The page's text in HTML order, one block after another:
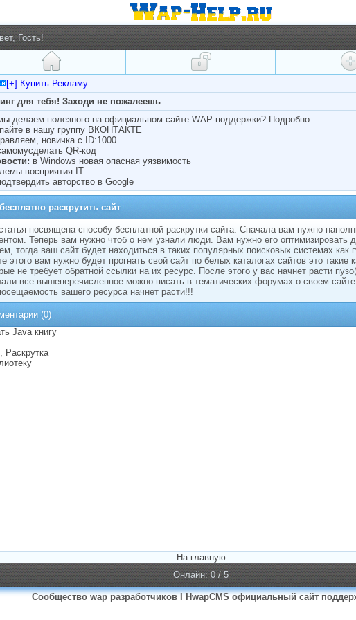
Гость!
[+] Купить Рекламу
для тебя! Заходи не пожалеешь
делаем полезного на официальном сайте WAP-поддержки? Подробно ...
в нашу группу ВКОНТАКТЕ
новичка с ID:1000
QR-код
в Windows новая опасная уязвимость
восприятия IT
авторство в Google
раскрутить сайт
посвящена способу бесплатной раскрутки сайта. Сначала вам нужно
Теперь вам нужно чтоб о нем узнали люди. Вам нужно его оптимизировать
тогда ваш сайт будет находиться в таких популярных поисковых системах как
этого вам нужно будет прогнать свой сайт по белых каталогах сайтов это такие
не требует обратной ссылки на их ресурс. После этого у вас начнет расти
все вышеперечисленное можно писать в тематических форумах о своем
вашего ресурса начнет расти!!!
(0)
Java книгу
Раскрутка
На главную
Онлайн: 0 / 5
Сообщество wap разработчиков I HwapCMS официальный сайт